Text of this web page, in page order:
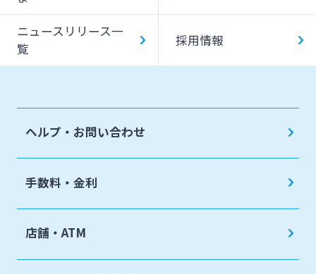
ニュースリリース一
覧
採用情報
ヘルプ・お問い合わせ
手数料・金利
店舗・ATM